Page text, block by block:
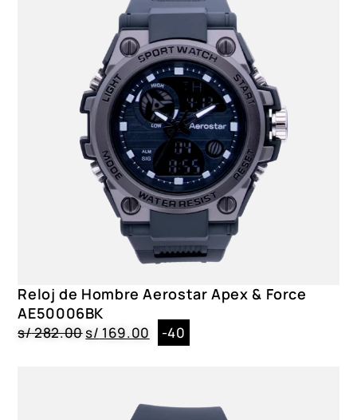
Reloj de Hombre Aerostar Apex & Force
AE50006BK
s/282.00s/ 169.00 -40